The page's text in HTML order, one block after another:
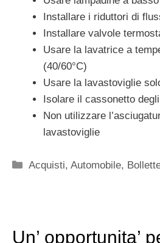
Installare i riduttori di
Installare valvole
Usare la lavatrice a
(40/60°C)
Usare la lavastoviglie
Isolare il cassonetto
Non utilizzare
lavastoviglie
Categorie
Acquisti,Automobile,
Un’ opportunita’